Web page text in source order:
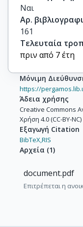
Ναι
Αρ.
161
Τελευταία
πριν από 7 έτη
Μόνιμη
https://
Άδεια χρήσης
Creative Commons
Χρήση 4.0 (CC-BY-NC)
Εξαγωγή Citation
BibTeX,RIS
Αρχεία (1)
document.pdf
Επιτρέπεται η